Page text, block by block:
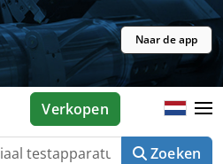
Naar de app
Zoeken
Verkopen